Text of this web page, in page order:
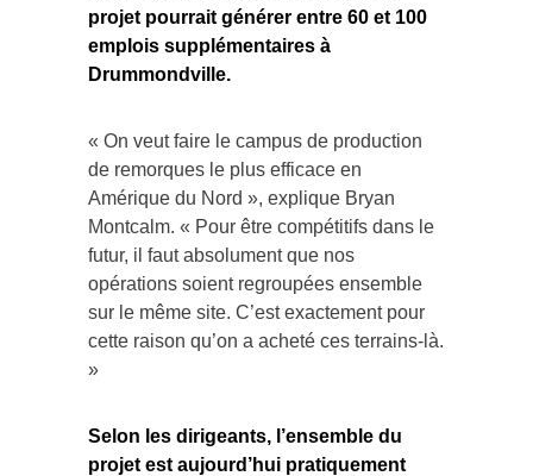
projet pourrait générer entre 60 et 100
emplois supplémentaires à
Drummondville.
« On veut faire le campus de production
de remorques le plus efficace en
Amérique du Nord », explique Bryan
Montcalm. « Pour être compétitifs dans le
futur, il faut absolument que nos
opérations soient regroupées ensemble
sur le même site. C’est exactement pour
cette raison qu’on a acheté ces terrains-là.
»
Selon les dirigeants, l’ensemble du
projet est aujourd’hui pratiquement